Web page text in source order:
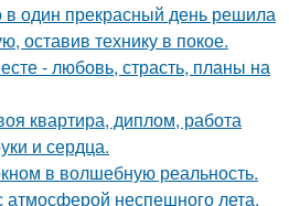
в один прекрасный день решила
оставив технику в покое.
- любовь, страсть, планы на
квартира, диплом, работа
и сердца.
в волшебную реальность.
неспешного лета.